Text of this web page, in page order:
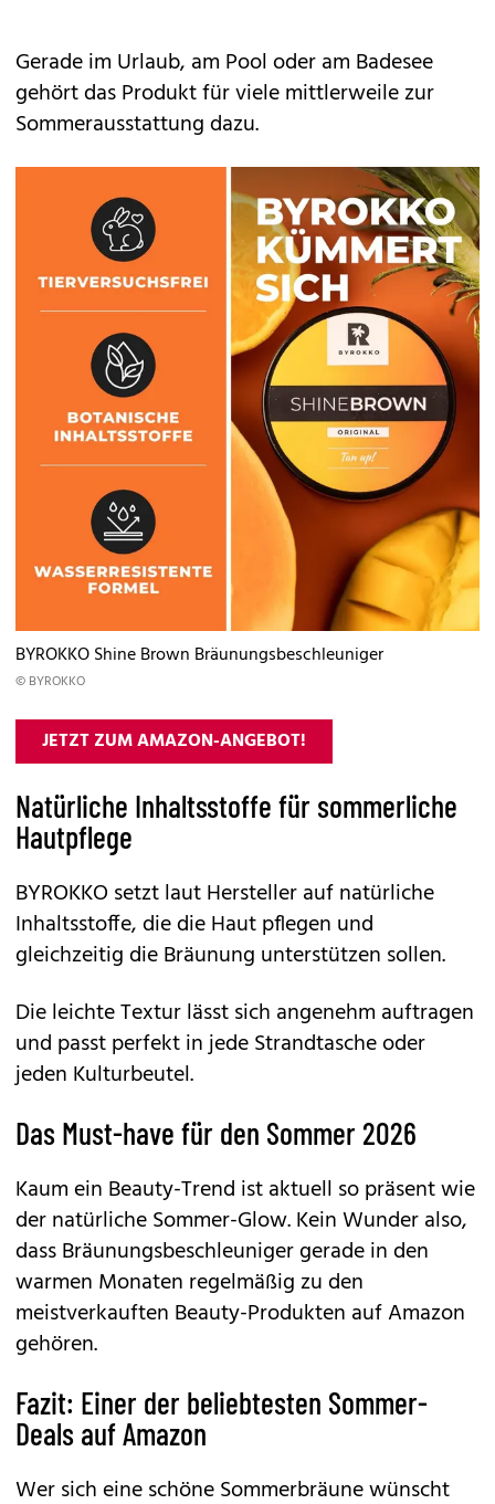
Gerade im Urlaub, am Pool oder am Badesee
gehört das Produkt für viele mittlerweile zur
Sommerausstattung dazu.
BYROKKO Shine Brown Bräunungsbeschleuniger
© BYROKKO
JETZT ZUM AMAZON-ANGEBOT!
Natürliche Inhaltsstoffe für sommerliche
Hautpflege
BYROKKO setzt laut Hersteller auf natürliche
Inhaltsstoffe, die die Haut pflegen und
gleichzeitig die Bräunung unterstützen sollen.
Die leichte Textur lässt sich angenehm auftragen
und passt perfekt in jede Strandtasche oder
jeden Kulturbeutel.
Das Must-have für den Sommer 2026
Kaum ein Beauty-Trend ist aktuell so präsent wie
der natürliche Sommer-Glow. Kein Wunder also,
dass Bräunungsbeschleuniger gerade in den
warmen Monaten regelmäßig zu den
meistverkauften Beauty-Produkten auf Amazon
gehören.
Fazit: Einer der beliebtesten Sommer-
Deals auf Amazon
Wer sich eine schöne Sommerbräune wünscht